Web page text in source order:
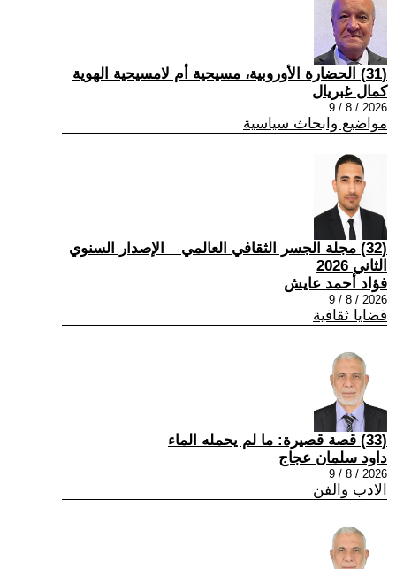
(31) الحضارة الأوروبية، مسيحية أم لامسيحية الهوية
كمال غبريال
2026 / 8 / 9
مواضيع وابحاث سياسية
(32) مجلة الجسر الثقافي العالمي _ الإصدار السنوي
الثاني 2026
فؤاد أحمد عايش
2026 / 8 / 9
قضايا ثقافية
(33) قصة قصيرة: ما لم يحمله الماء
داود سلمان عجاج
2026 / 8 / 9
الادب والفن